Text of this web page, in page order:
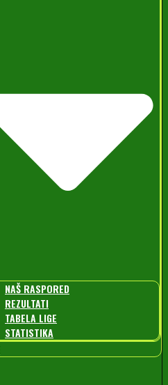
NAŠ RASPORED
REZULTATI
TABELA LIGE
STATISTIKA